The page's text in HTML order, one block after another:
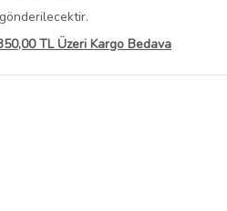
TL Üzeri Kargo Bedava